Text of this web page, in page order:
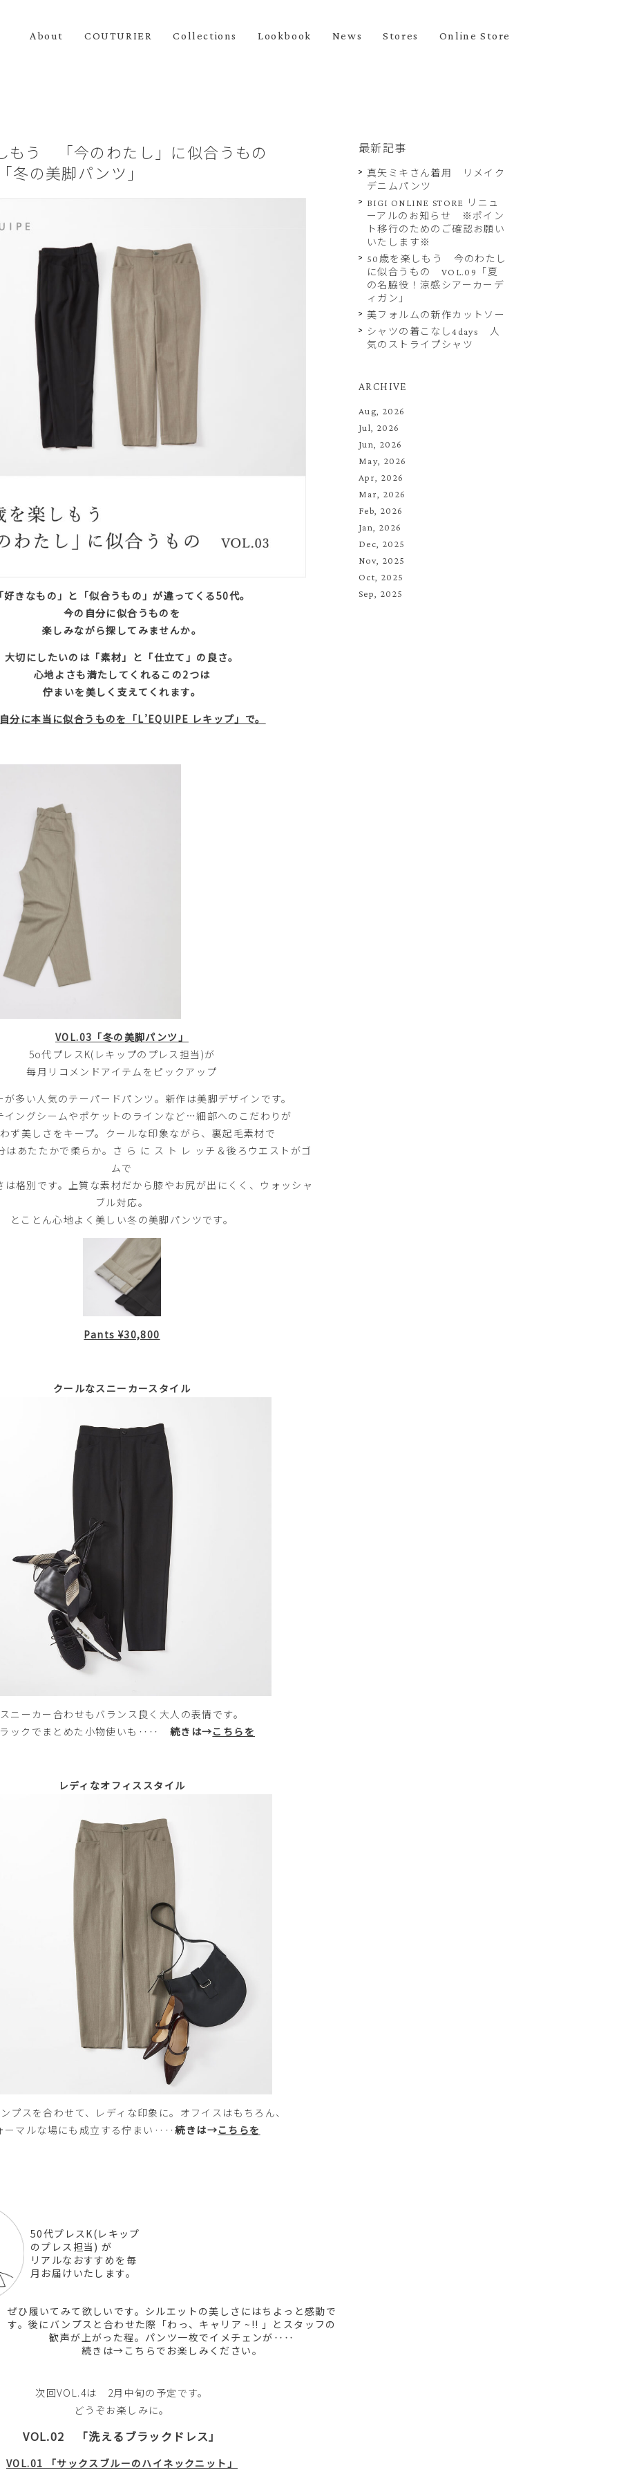
About COUTURIER Collections Lookbook News Stores Online Store
もう 「今のわたし」に似合うもの
の美脚パンツ」
好きなもの」と「似合うもの」が違ってくる50代。
今の自分に似合うものを
楽しみながら探してみませんか。
大切にしたいのは「素材」と「仕立て」の良さ。
心地よさも満たしてくれるこの2つは
佇まいを美しく支えてくれます。
分に本当に似合うものを「L’EQUIPE レキップ」で。
VOL.03「冬の美脚パンツ」
5o代プレスK(レキップのプレス担当)が
每月リコメンドアイテムをピックアップ
が多い人気のテーパードパンツ。新作は美脚デザインです。
イングシームやポケットのラインなど…細部へのこだわりが
ず美しさをキープ。クールな印象ながら、裏起毛素材で
はあたたかで柔らか。さ ら に ス ト レ ッチ＆後ろウエストがゴ
ムで
は格別です。上質な素材だから膝やお尻が出にくく、ウォッシャ
ブル対応。
とことん心地よく美しい冬の美脚パンツです。
Pants ¥30,800
クールなスニーカースタイル
スニーカー合わせもバランス良く大人の表情です。
ックでまとめた小物使いも‥‥ 続きは→こちらを
レディなオフィススタイル
プスを合わせて、レディな印象に。オフイスはもちろん、
ーマルな場にも成立する佇まい‥‥続きは→こちらを
50代プレスK(レキップ
のプレス担当) が
リアルなおすすめを毎
月お届けいたします。
ぜひ履いてみて欲しいです。シルエットの美しさにはちよっと感動で
す。後にバンプスと合わせた際「わっ、キャリア ~!! 」とスタッフの
歓声が上がった程。パンツ一枚でイメチェンが‥‥
続きは→ こちらでお楽しみください。
次回VOL.4は 2月中旬の予定です。
どうぞお楽しみに。
VOL.02 「洗えるブラックドレス」
VOL.01 「サックスブルーのハイネックニット」
最新記事
真矢ミキさん着用 リメイク
デニムパンツ
BIGI ONLINE STORE リニュ
ーアルのお知らせ ※ポイン
ト移行のためのご確認お願い
いたします※
50歳を楽しもう 今のわたし
に似合うもの VOL.09「夏
の名脇役！涼感シアーカーデ
ィガン」
美フォルムの新作カットソー
シャツの着こなし4days 人
気のストライプシャツ
ARCHIVE
Aug, 2026
Jul, 2026
Jun, 2026
May, 2026
Apr, 2026
Mar, 2026
Feb, 2026
Jan, 2026
Dec, 2025
Nov, 2025
Oct, 2025
Sep, 2025